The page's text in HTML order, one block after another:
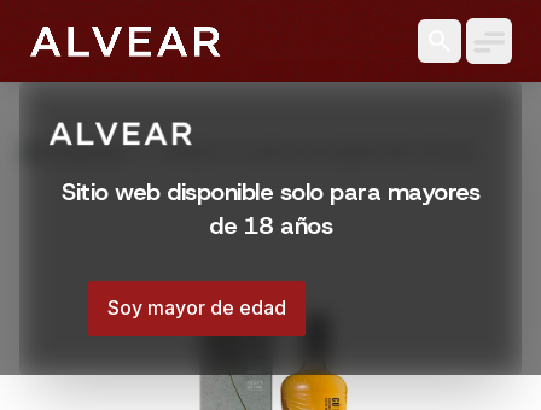
Sitio web disponible solo para mayores
de 18 años
Soy mayor de edad
Productos WHISKY CU BOCAN SIGNATURE 700 ML